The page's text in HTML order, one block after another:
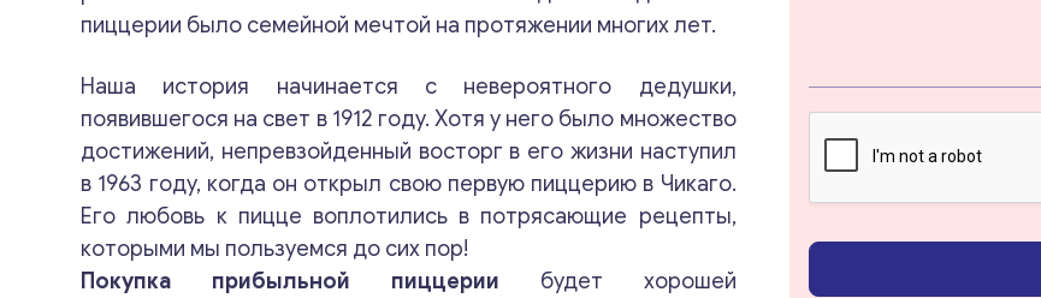
Консультация
Отправьте нам запрос, и мы свяжемся с вами в
ближайшее время.
Email*
Ваши комментарии*
пиццерии было семейной мечтой на протяжении многих лет.
Наша история начинается с невероятного дедушки,
появившегося на свет в 1912 году. Хотя у него было множество
достижений, непревзойденный восторг в его жизни наступил
в 1963 году, когда он открыл свою первую пиццерию в Чикаго.
Его любовь к пицце воплотились в потрясающие рецепты,
которыми мы пользуемся до сих пор!
Покупка прибыльной пиццерии будет хорошей
и
е
е